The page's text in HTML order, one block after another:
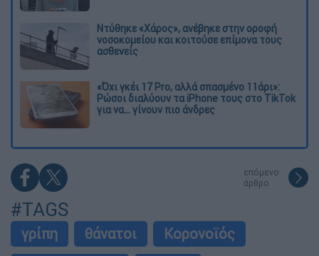
Ντύθηκε «Χάρος», ανέβηκε στην οροφή
νοσοκομείου και κοιτούσε επίμονα τους
ασθενείς
«Όχι γκέι 17 Pro, αλλά σπασμένο 11άρι»:
Ρώσοι διαλύουν τα iPhone τους στο TikTok
για να... γίνουν πιο άνδρες
επόμενο
άρθρο
#TAGS
γρίπη θάνατοι
Κορονοϊός